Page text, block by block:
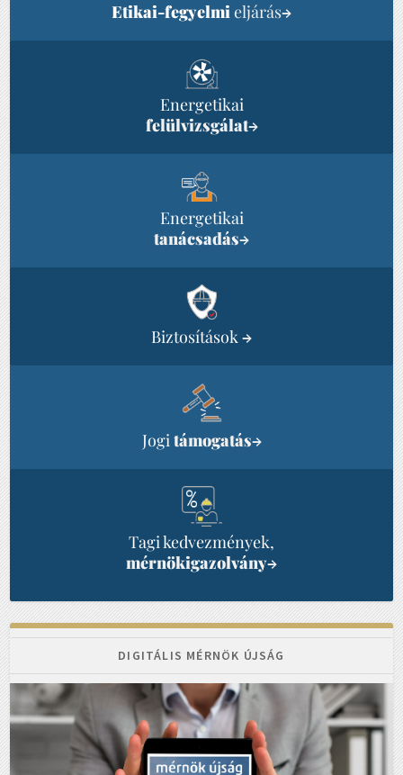
Etikai-fegyelmieljárás→
Energetikai
felülvizsgálat→
Energetikai
tanácsadás→
Biztosítások →
Jogitámogatás→
Tagi kedvezmények,
mérnökigazolvány→
DIGITÁLIS MÉRNÖK ÚJSÁG